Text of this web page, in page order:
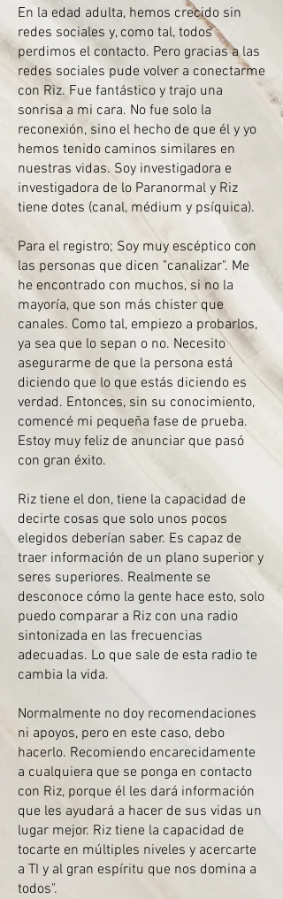
En la edad adulta, hemos crecido sin
redes sociales y, como tal, todos
perdimos el contacto. Pero gracias a las
redes sociales pude volver a conectarme
con Riz. Fue fantástico y trajo una
sonrisa a mi cara. No fue solo la
reconexión, sino el hecho de que él y yo
hemos tenido caminos similares en
nuestras vidas. Soy investigadora e
investigadora de lo Paranormal y Riz
tiene dotes (canal, médium y psíquica).
Para el registro; Soy muy escéptico con
las personas que dicen "canalizar". Me
he encontrado con muchos, si no la
mayoría, que son más chister que
canales. Como tal, empiezo a probarlos,
ya sea que lo sepan o no. Necesito
asegurarme de que la persona está
diciendo que lo que estás diciendo es
verdad. Entonces, sin su conocimiento,
comencé mi pequeña fase de prueba.
Estoy muy feliz de anunciar que pasó
con gran éxito.
Riz tiene el don, tiene la capacidad de
decirte cosas que solo unos pocos
elegidos deberían saber. Es capaz de
traer información de un plano superior y
seres superiores. Realmente se
desconoce cómo la gente hace esto, solo
puedo comparar a Riz con una radio
sintonizada en las frecuencias
adecuadas. Lo que sale de esta radio te
cambia la vida.
Normalmente no doy recomendaciones
ni apoyos, pero en este caso, debo
hacerlo. Recomiendo encarecidamente
a cualquiera que se ponga en contacto
con Riz, porque él les dará información
que les ayudará a hacer de sus vidas un
lugar mejor. Riz tiene la capacidad de
tocarte en múltiples niveles y acercarte
a TI y al gran espíritu que nos domina a
todos".